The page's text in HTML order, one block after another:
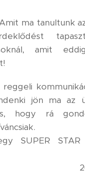
ma tanultunk
amit
jön ma az
hogy rá
SUPER